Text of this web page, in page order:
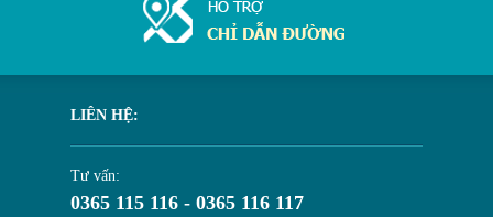
LIÊN HỆ:
Tư vấn:
0365 115 116 - 0365 116 117